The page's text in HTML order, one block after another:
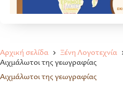
Αρχική σελίδα
Ξένη Λογοτεχνία
Αιχμάλωτοι της γεωγραφίας
Αιχμάλωτοι της γεωγραφίας